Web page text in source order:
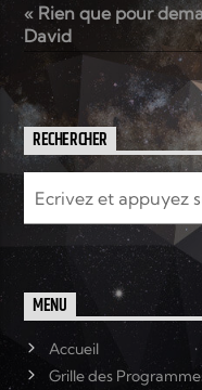
« Rien que pour
David
RECHERCHER
MENU
Accueil
Grille des